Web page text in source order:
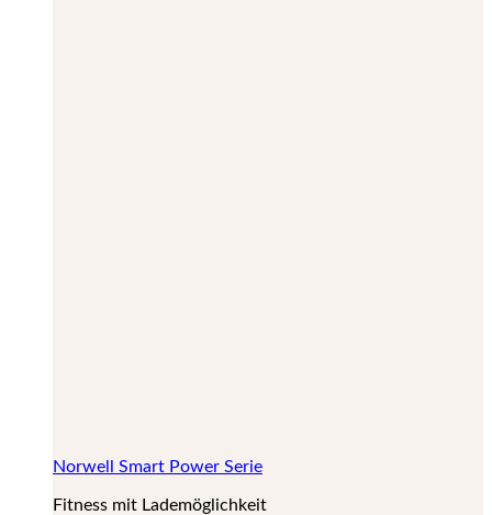
Norwell Smart Power Serie
Fitness mit Lademöglichkeit